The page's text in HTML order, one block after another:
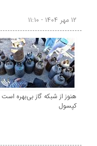
۱۲ مهر ۱۴۰۴ - ۱۱:۱۰
هنوز از شبکه گاز بی‌بهره
کپسول